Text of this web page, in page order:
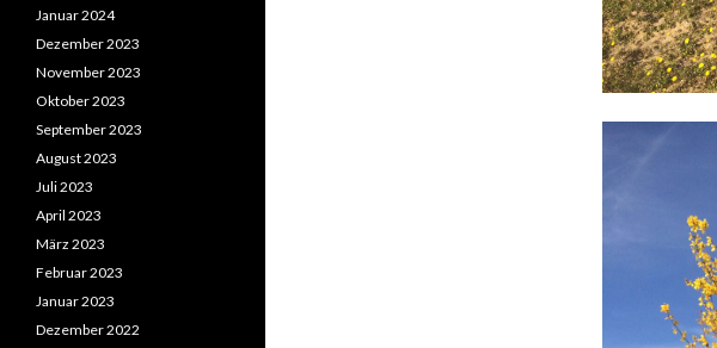
Januar 2024
Dezember 2023
November 2023
Oktober 2023
September 2023
August 2023
Juli 2023
April 2023
März 2023
Februar 2023
Januar 2023
Dezember 2022